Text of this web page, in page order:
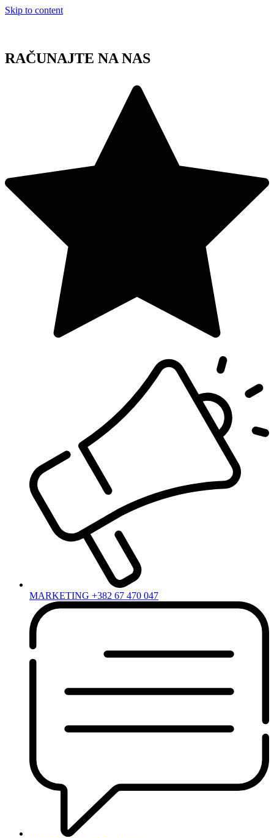
Skip to content
RAČUNAJTE NA NAS
MARKETING +382 67 470 047